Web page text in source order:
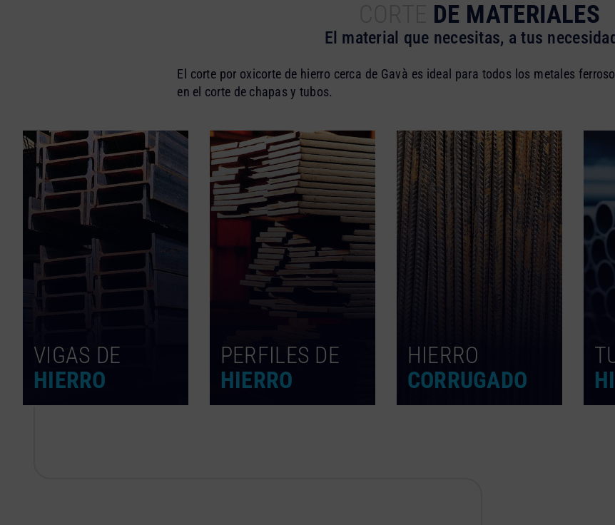
DE MATERIALES
El material que necesitas, a tus
El corte por oxicorte de hierro cerca de Gavà es ideal para todos los metales
en el corte de chapas y tubos.
VIGAS DE
HIERRO
PERFILES DE
HIERRO
HIERRO
CORRUGADO